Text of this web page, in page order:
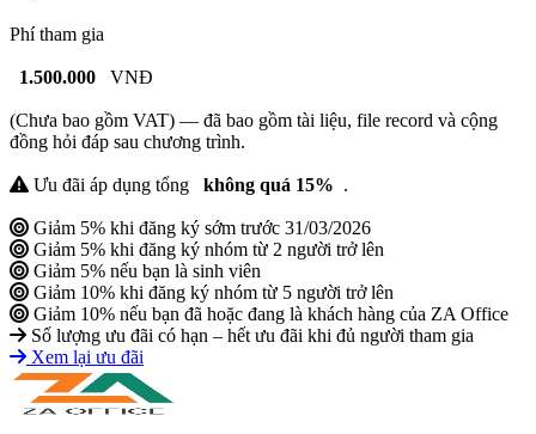
Phí tham gia
1.500.000 VNĐ
(Chưa bao gồm VAT) — đã bao gồm tài liệu, file record và cộng
đồng hỏi đáp sau chương trình.
Ưu đãi áp dụng tổng không quá 15% .
Giảm 5% khi đăng ký sớm trước 31/03/2026
Giảm 5% khi đăng ký nhóm từ 2 người trở lên
Giảm 5% nếu bạn là sinh viên
Giảm 10% khi đăng ký nhóm từ 5 người trở lên
Giảm 10% nếu bạn đã hoặc đang là khách hàng của ZA Office
Số lượng ưu đãi có hạn – hết ưu đãi khi đủ người tham gia
Xem lại ưu đãi